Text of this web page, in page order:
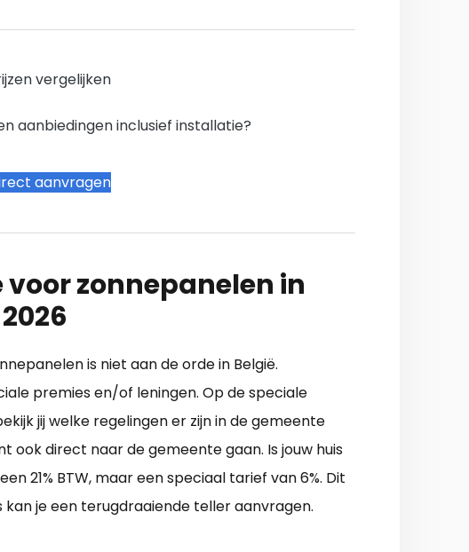
vergelijken
aanbiedingen inclusief installatie?
aanvragen
zonnepanelen in
is niet aan de orde in België.
premies en/of leningen. Op de speciale
jij welke regelingen er zijn in de gemeente
ook direct naar de gemeente gaan. Is jouw huis
21% BTW, maar een speciaal tarief van 6%. Dit
je een terugdraaiende teller aanvragen.